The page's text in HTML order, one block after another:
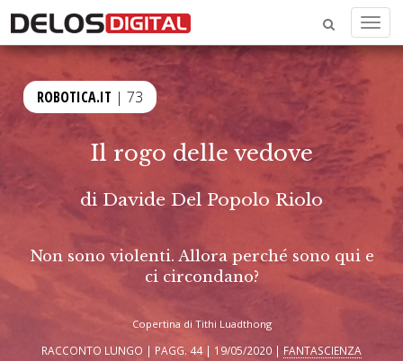
Menu
ROBOTICA.IT | 73
Il rogo delle vedove
di Davide Del Popolo Riolo
Non sono violenti. Allora perché sono qui e
ci circondano?
Copertina di Tithi Luadthong
RACCONTO LUNGO | PAGG. 44 | 19/05/2020 | FANTASCIENZA